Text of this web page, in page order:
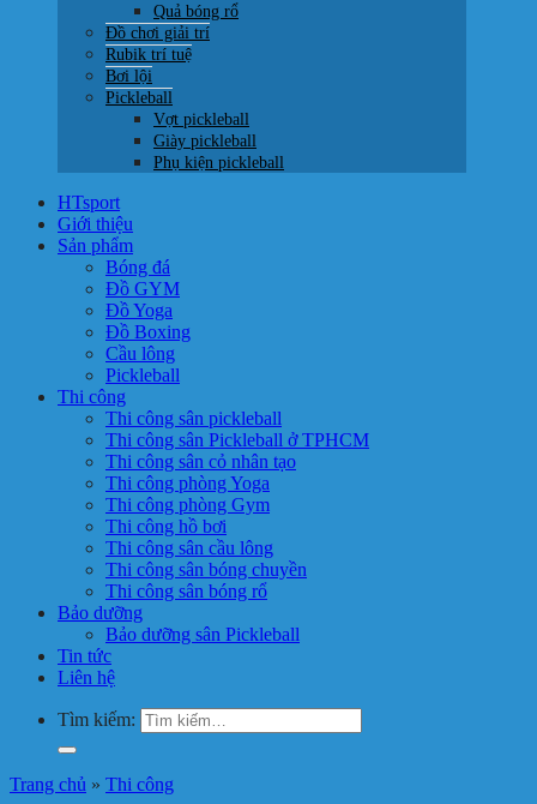
Quả bóng rổ
Đồ chơi giải trí
Rubik trí tuệ
Bơi lội
Pickleball
Vợt pickleball
Giày pickleball
Phụ kiện pickleball
HTsport
Giới thiệu
Sản phẩm
Bóng đá
Đồ GYM
Đồ Yoga
Đồ Boxing
Cầu lông
Pickleball
Thi công
Thi công sân pickleball
Thi công sân Pickleball ở TPHCM
Thi công sân cỏ nhân tạo
Thi công phòng Yoga
Thi công phòng Gym
Thi công hồ bơi
Thi công sân cầu lông
Thi công sân bóng chuyền
Thi công sân bóng rổ
Bảo dưỡng
Bảo dưỡng sân Pickleball
Tin tức
Liên hệ
Tìm kiếm:
Trang chủ » Thi công